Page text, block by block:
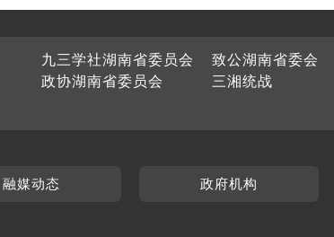
九三学社湖南省委员会 致公湖南省委会
政协湖南省委员会 三湘统战
融媒动态 政府机构